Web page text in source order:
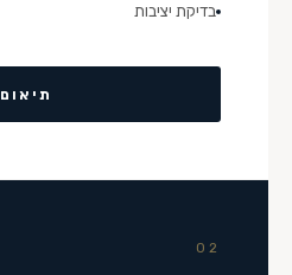
בדיקת יציבות
תיאום
02